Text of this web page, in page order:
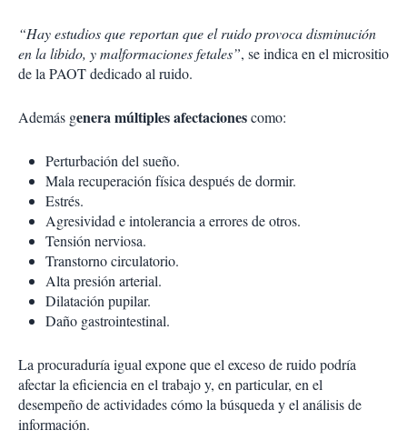
“Hay estudios que reportan que el ruido provoca disminución
en la libido, y malformaciones fetales”, se indica en el micrositio
de la PAOT dedicado al ruido.
Además genera múltiples afectacionescomo:
Perturbación del sueño.
Mala recuperación física después de dormir.
Estrés.
Agresividad e intolerancia a errores de otros.
Tensión nerviosa.
Transtorno circulatorio.
Alta presión arterial.
Dilatación pupilar.
Daño gastrointestinal.
La procuraduría igual expone que el exceso de ruido podría
afectar la eficiencia en el trabajo y, en particular, en el
desempeño de actividades cómo la búsqueda y el análisis de
información.